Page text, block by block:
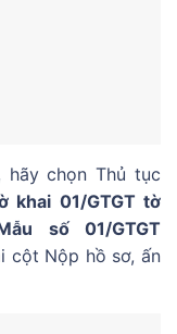
hãy chọn Thủ tục
khai 01/GTGT tờ
số 01/GTGT
cột Nộp hồ sơ, ấn